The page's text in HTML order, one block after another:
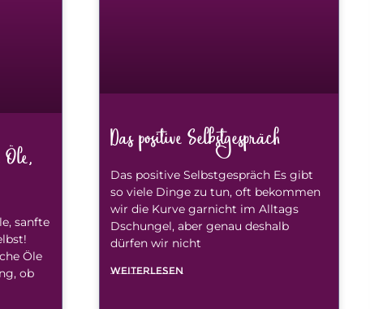
sanfte
Öle
ob
Das positive Selbstgespräch
Das positive Selbstgespräch Es gibt
so viele Dinge zu tun, oft bekommen
wir die Kurve garnicht im Alltags
Dschungel, aber genau deshalb
dürfen wir nicht
WEITERLESEN